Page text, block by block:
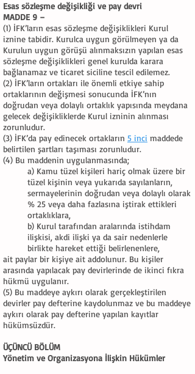
Esas sözleşme değişikliği ve pay devri
MADDE 9 –
(1) İFK’ların esas sözleşme değişiklikleri Kurul
iznine tabidir. Kurulca uygun görülmeyen ya da
Kurulun uygun görüşü alınmaksızın yapılan esas
sözleşme değişiklikleri genel kurulda karara
bağlanamaz ve ticaret siciline tescil edilemez.
(2) İFK’ların ortakları ile önemli etkiye sahip
ortaklarının değişmesi sonucunda İFK’nın
doğrudan veya dolaylı ortaklık yapısında meydana
gelecek değişikliklerde Kurul izninin alınması
zorunludur.
(3) İFK’da pay edinecek ortakların 5 inci maddede
belirtilen şartları taşıması zorunludur.
(4) Bu maddenin uygulanmasında;
a) Kamu tüzel kişileri hariç olmak üzere bir
tüzel kişinin veya yukarıda sayılanların,
sermayelerinin doğrudan veya dolaylı olarak
% 25 veya daha fazlasına iştirak ettikleri
ortaklıklara,
b) Kurul tarafından aralarında istihdam
ilişkisi, akdi ilişki ya da sair nedenlerle
birlikte hareket ettiği belirlenenlere,
ait paylar bir kişiye ait addolunur. Bu kişiler
arasında yapılacak pay devirlerinde de ikinci fıkra
hükmü uygulanır.
(5) Bu maddeye aykırı olarak gerçekleştirilen
devirler pay defterine kaydolunmaz ve bu maddeye
aykırı olarak pay defterine yapılan kayıtlar
hükümsüzdür.
ÜÇÜNCÜ BÖLÜM
Yönetim ve Organizasyona İlişkin Hükümler